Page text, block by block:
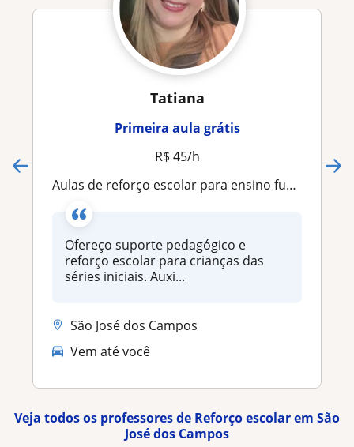
Tatiana
Primeira aula grátis
R$ 45/h
Aulas de reforço escolar para ensino fundamental e acompanhamento pedagógico
Ofereço suporte pedagógico e
reforço escolar para crianças das
séries iniciais. Auxi...
São José dos Campos
Vem até você
Veja todos os professores de Reforço escolar em São
José dos Campos